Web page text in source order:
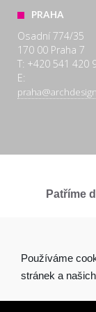
PRAHA
Osadní 774/35
170 00 Praha 7
T: +420 541 420
E:
Patříme
Používáme
stránek a